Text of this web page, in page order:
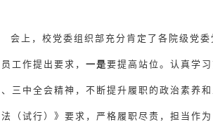
会上，校党委组织部充分肯定了各院级党
工作提出要求， 一是要提高站位。认真学
三中全会精神，不断提升履职的政治素养
（试行）》要求，严格履职尽责，担当作